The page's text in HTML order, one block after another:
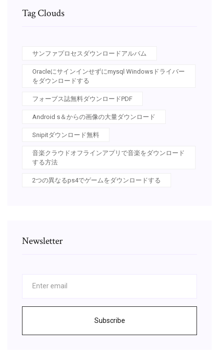
Tag Clouds
サンファプロセスダウンロードアルバム
Oracleにサインインせずにmysql Windowsドライバー
をダウンロードする
フォーブス誌無料ダウンロードPDF
Android s＆からの画像の大量ダウンロード
Snipitダウンロード無料
音楽クラウドオフラインアプリで音楽をダウンロード
する方法
2つの異なるps4でゲームをダウンロードする
Newsletter
Subscribe